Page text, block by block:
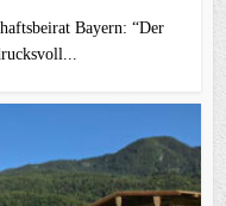
Bayern: “Der